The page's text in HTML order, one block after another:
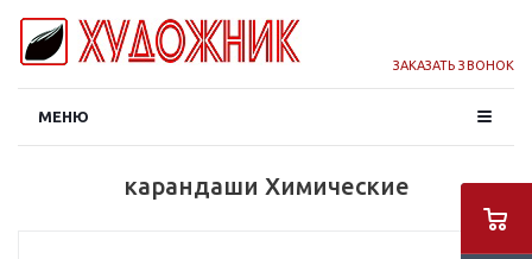
ЗАКАЗАТЬ ЗВОНОК
МЕНЮ
карандаши Химические